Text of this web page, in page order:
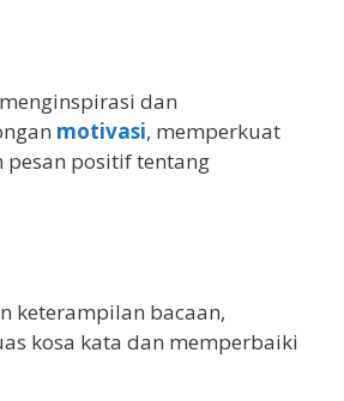
dan
motivasi, memperkuat
pesan positif tentang
keterampilan bacaan,
kosa kata dan memperbaiki